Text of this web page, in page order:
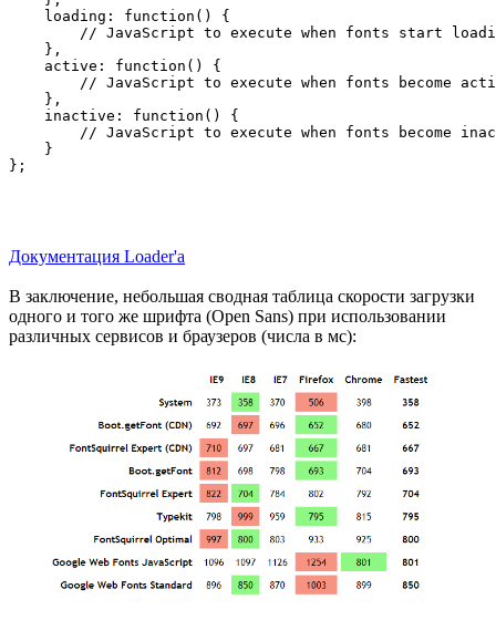
    loading: function() {
// JavaScript to execute when fonts start
    },
    active: function() {
// JavaScript to execute when fonts become
    },
    inactive: function() {
// JavaScript to execute when fonts become
    }
Документация Loader'а
В заключение, небольшая сводная таблица скорости загрузки
одного и того же шрифта (Open Sans) при использовании
различных сервисов и браузеров (числа в мс):